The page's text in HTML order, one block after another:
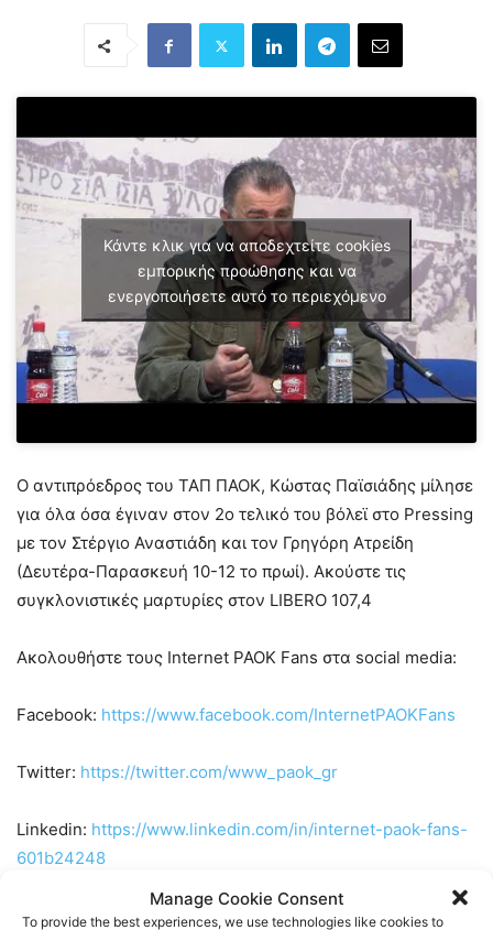
Manage Cookie Consent
To provide the best experiences, we use technologies like cookies to
Κάντε κλικ για να αποδεχτείτε cookies
εμπορικής προώθησης και να
ενεργοποιήσετε αυτό το περιεχόμενο
Ο αντιπρόεδρος του ΤΑΠ ΠΑΟΚ, Κώστας Παϊσιάδης μίλησε
για όλα όσα έγιναν στον 2ο τελικό του βόλεϊ στο Pressing
με τον Στέργιο Αναστιάδη και τον Γρηγόρη Ατρείδη
(Δευτέρα-Παρασκευή 10-12 το πρωί). Ακούστε τις
συγκλονιστικές μαρτυρίες στον LIBERO 107,4
Ακολουθήστε τους Internet PAOK Fans στα social media:
Facebook: https://www.facebook.com/InternetPAOKFans
Twitter: https://twitter.com/www_paok_gr
Linkedin: https://www.linkedin.com/in/internet-paok-fans-
601b24248
Instagram: https://www.instagram.com/internetpaokfans